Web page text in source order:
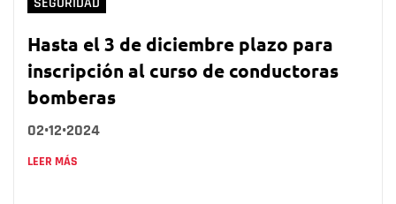
Hasta el 3 de diciembre plazo para
inscripción al curso de conductoras
bomberas
02•12•2024
LEER MÁS